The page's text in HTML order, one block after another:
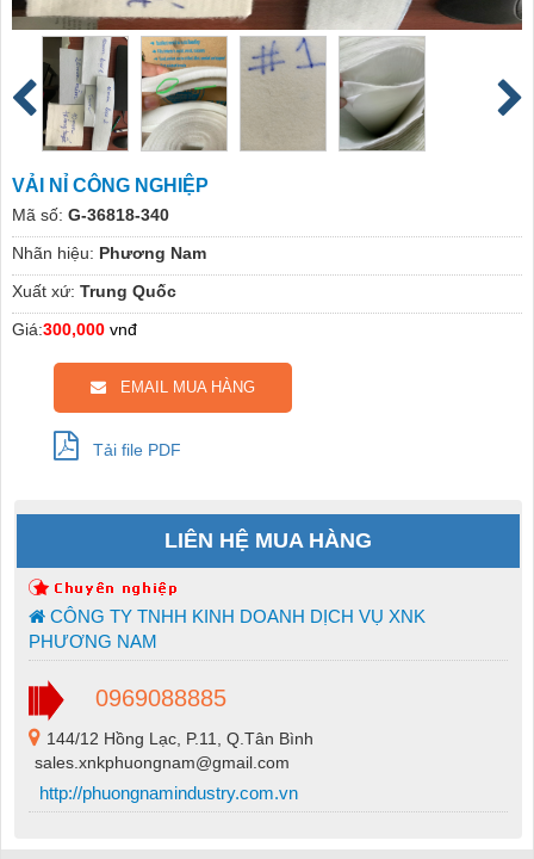
VẢI NỈ CÔNG NGHIỆP
Mã số: G-36818-340
Nhãn hiệu: Phương Nam
Xuất xứ: Trung Quốc
Giá:300,000 vnđ
EMAIL MUA HÀNG
Tải file PDF
LIÊN HỆ MUA HÀNG
CÔNG TY TNHH KINH DOANH DỊCH VỤ XNK
PHƯƠNG NAM
0969088885
144/12 Hồng Lạc, P.11, Q.Tân Bình
sales.xnkphuongnam@gmail.com
http://phuongnamindustry.com.vn